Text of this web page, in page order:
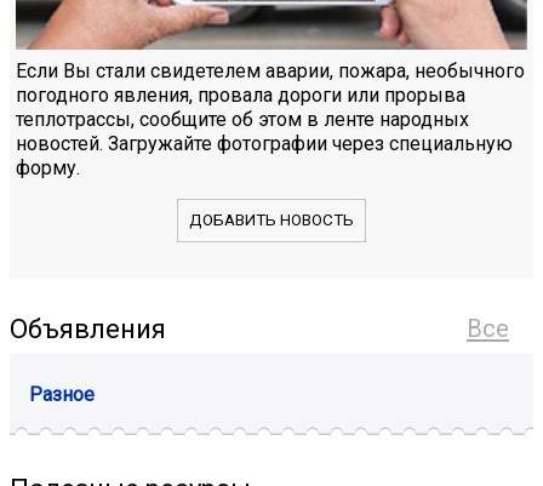
Если Вы стали свидетелем аварии, пожара, необычного
погодного явления, провала дороги или прорыва
теплотрассы, сообщите об этом в ленте народных
новостей. Загружайте фотографии через специальную
форму.
ДОБАВИТЬ НОВОСТЬ
Все
Объявления
Разное